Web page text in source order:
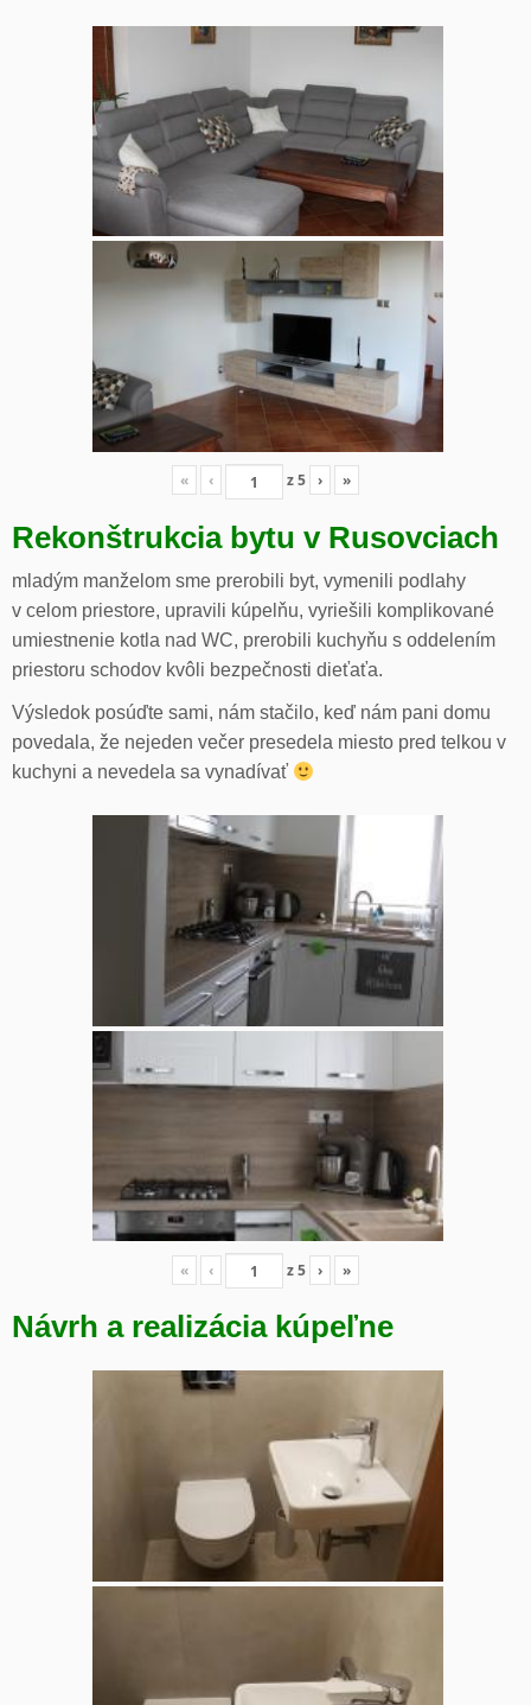
« ‹ z5 › »
Rekonštrukcia bytu v Rusovciach
mladým manželom sme prerobili byt, vymenili podlahy
v celom priestore, upravili kúpelňu, vyriešili komplikované
umiestnenie kotla nad WC, prerobili kuchyňu s oddelením
priestoru schodov kvôli bezpečnosti dieťaťa.
Výsledok posúďte sami, nám stačilo, keď nám pani domu
povedala, že nejeden večer presedela miesto pred telkou v
kuchyni a nevedela sa vynadívať
« ‹ z5 › »
Návrh a realizácia kúpeľne